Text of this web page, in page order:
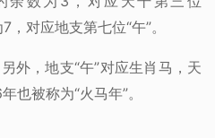
对应地支第七位“午”。
外，地支“午”对应生肖马，天
也被称为“火马年”。